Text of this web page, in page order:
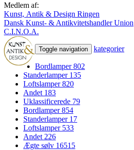
Medlem af:
Kunst, Antik & Design Ringen
Dansk Kunst- & Antikvitetshandler Union
C.I.N.O.A.
Toggle navigation kategorier
Bordlamper802
Standerlamper 135
Loftslamper820
Andet 183
Uklassificerede 79
Bordlamper854
Standerlamper 17
Loftslamper 533
Andet226
Ægte sølv 16515